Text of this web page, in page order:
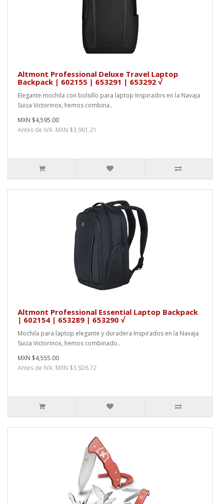
Altmont Professional Deluxe Travel Laptop
Backpack | 602155 | 653291 | 653292 √
Elegante mochila con bolsillo para laptop Inspirados en la Navaja
Suiza Victorinox, hemos combina..
MXN $4,595.00
Antes de IVA: MXN $3,961.21
Altmont Professional Essential Laptop Backpack
| 602154 | 653289 | 653290 √
Mochila para laptop elegante y duradera Inspirados en la Navaja
Suiza Victorinox, hemos combinado..
MXN $4,555.00
Antes de IVA: MXN $3,926.72